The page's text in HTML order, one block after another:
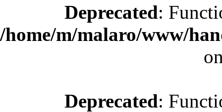
Deprecated:
/home/m/malaro/www/
Deprecated: